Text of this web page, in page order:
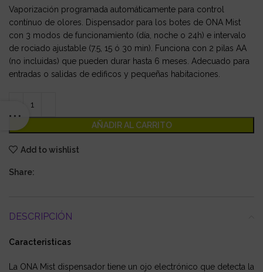
Vaporización programada automáticamente para control
contínuo de olores. Dispensador para los botes de ONA Mist
con 3 modos de funcionamiento (día, noche o 24h) e intervalo
de rociado ajustable (7.5, 15 ó 30 min). Funciona con 2 pilas AA
(no incluidas) que pueden durar hasta 6 meses. Adecuado para
entradas o salidas de edificos y pequeñas habitaciones.
AÑADIR AL CARRITO
Add to wishlist
Share:
DESCRIPCIÓN
Caracteristicas
La ONA Mist dispensador tiene un ojo electrónico que detecta la